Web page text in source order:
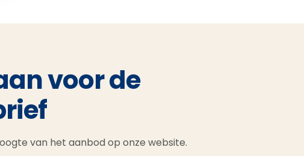
voor de
van het aanbod op onze website.